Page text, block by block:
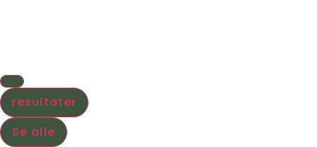
resultater
Se alle